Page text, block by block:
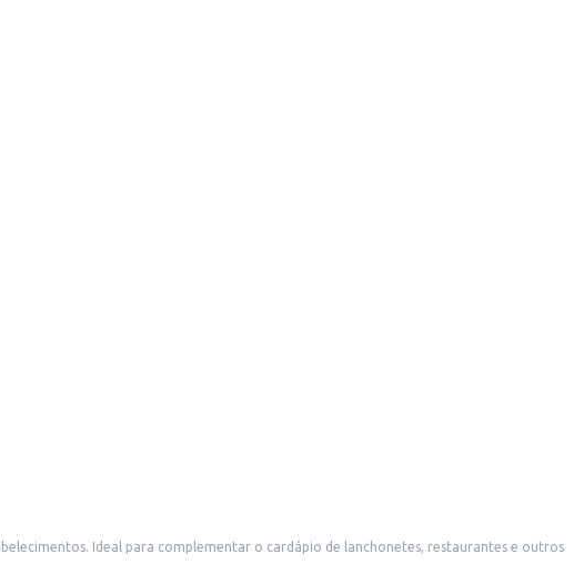
Ideal para complementar o cardápio de lanchonetes, restaurantes e outros